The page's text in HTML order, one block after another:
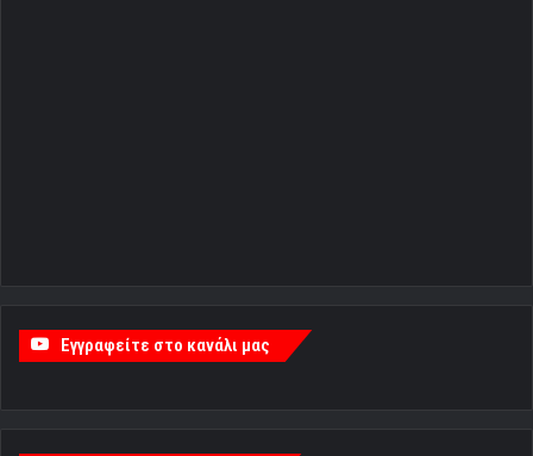
Εγγραφείτε στο κανάλι μας